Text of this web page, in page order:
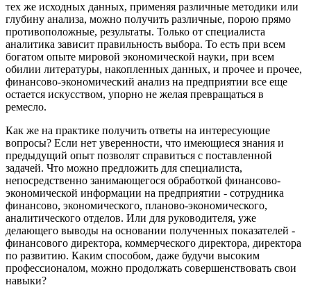
тех же исходных данных, применяя различные методики или
глубину анализа, можно получить различные, порою прямо
противоположные, результаты. Только от специалиста
аналитика зависит правильность выбора. То есть при всем
богатом опыте мировой экономической науки, при всем
обилии литературы, накопленных данных, и прочее и прочее,
финансово-экономический анализ на предприятии все еще
остается искусством, упорно не желая превращаться в
ремесло.
Как же на практике получить ответы на интересующие
вопросы? Если нет уверенности, что имеющиеся знания и
предыдущий опыт позволят справиться с поставленной
задачей. Что можно предложить для специалиста,
непосредственно занимающегося обработкой финансово-
экономической информации на предприятии - сотрудника
финансово, экономического, планово-экономического,
аналитического отделов. Или для руководителя, уже
делающего выводы на основании полученных показателей -
финансового директора, коммерческого директора, директора
по развитию. Каким способом, даже будучи высоким
профессионалом, можно продолжать совершенствовать свои
навыки?